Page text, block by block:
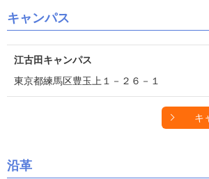
キャンパス
江古田キャンパス
東京都練馬区豊玉上１－２６－１
キ
沿革